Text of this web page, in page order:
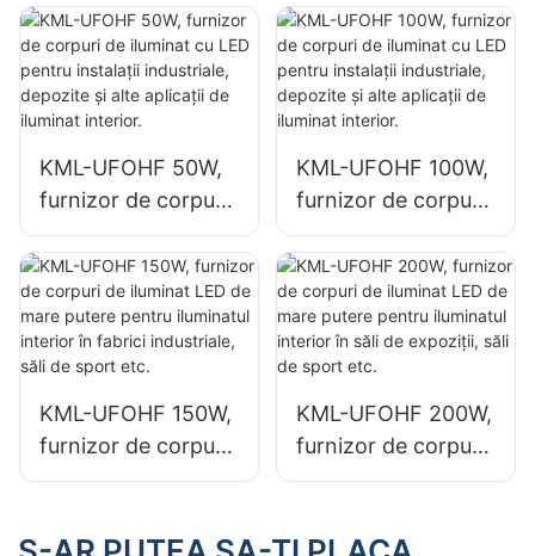
clădiri industriale și
depozite.
pentru spații
interioare, cum ar fi
clădiri industriale și
depozite.
KML-UFOHF 50W,
furnizor de corpuri
de iluminat cu LED
pentru instalații
industriale,
depozite și alte
aplicații de iluminat
KML-UFOHF 100W,
furnizor de corpuri
de iluminat cu LED
pentru instalații
industriale,
depozite și alte
aplicații de iluminat
KML-UFOHF 150W,
furnizor de corpuri
de iluminat LED de
iluminatul interior în
KML-UFOHF 200W,
furnizor de corpuri
de iluminat LED de
iluminatul interior în